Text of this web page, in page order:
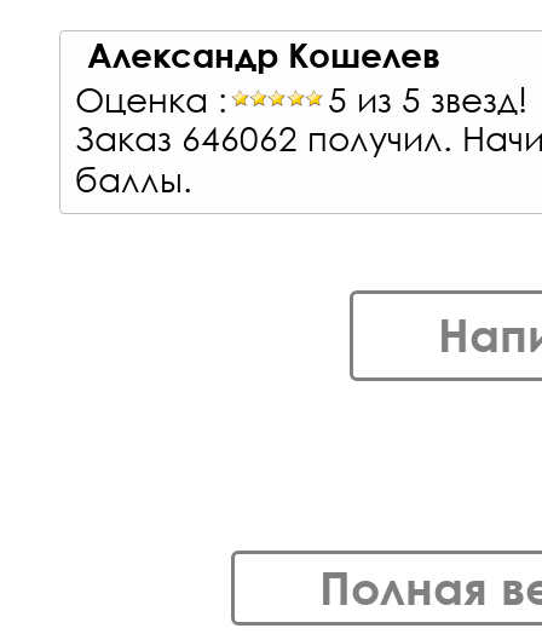
Александр Кошелев
Оценка :
5 из 5 звезд!
Заказ 646062 получил.
баллы.
Полная